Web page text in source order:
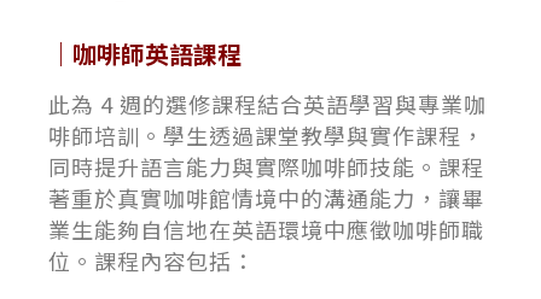
｜咖啡師英語課程
此為 4 週的選修課程結合英語學習與專業咖
啡師培訓。學生透過課堂教學與實作課程，
同時提升語言能力與實際咖啡師技能。課程
著重於真實咖啡館情境中的溝通能力，讓畢
業生能夠自信地在英語環境中應徵咖啡師職
位。課程內容包括：